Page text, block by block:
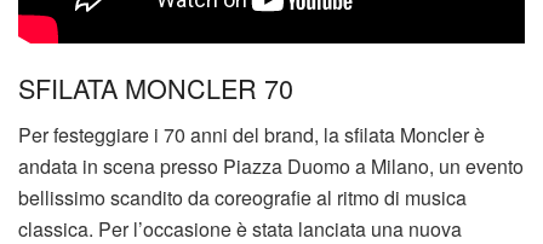
SFILATA MONCLER 70
Per festeggiare i 70 anni del brand, la sfilata Moncler è
andata in scena presso Piazza Duomo a Milano, un evento
bellissimo scandito da coreografie al ritmo di musica
classica. Per l’occasione è stata lanciata una nuova